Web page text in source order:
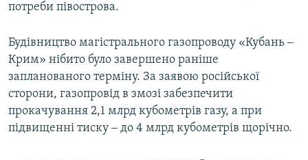
потреби півострова.
Будівництво магістрального газопроводу «Кубань ‒
Крим» нібито було завершено раніше
запланованого терміну. За заявою російської
сторони, газопровід в змозі забезпечити
прокачування 2,1 млрд кубометрів газу, а при
підвищенні тиску ‒ до 4 млрд кубометрів щорічно.